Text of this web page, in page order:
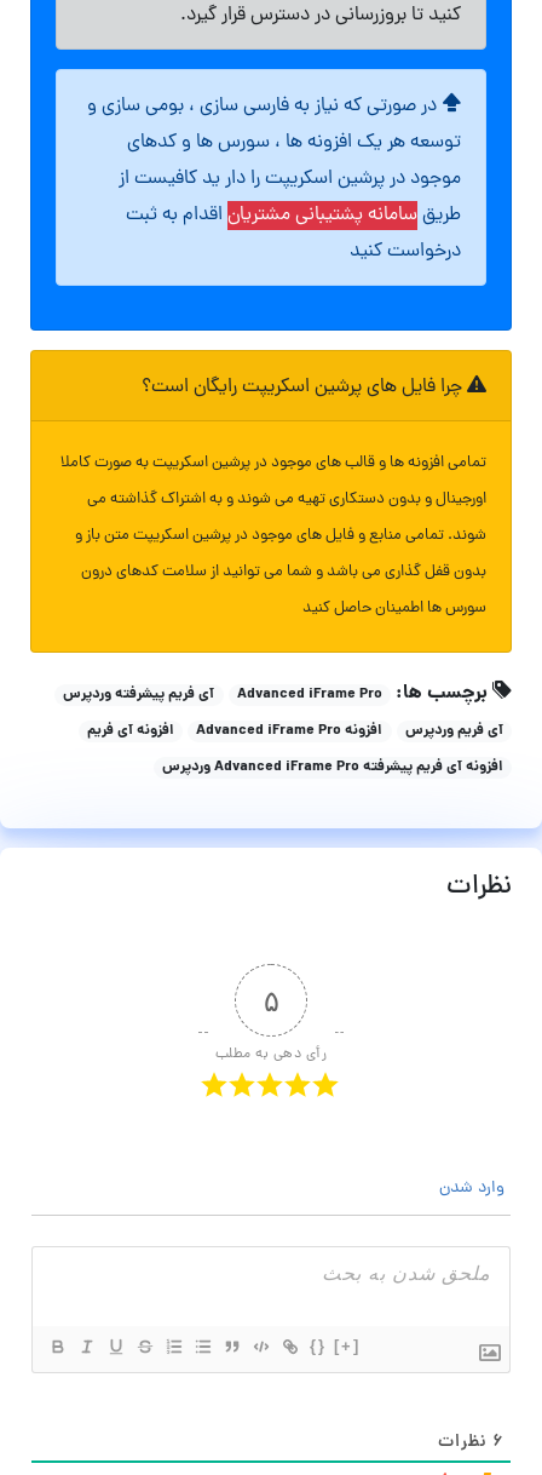
کنید تا بروزرسانی در دسترس قرار گیرد.
در صورتی که نیاز به فارسی سازی ، بومی سازی و
توسعه هر یک افزونه ها ، سورس ها و کدهای
موجود در پرشین اسکریپت را دار ید کافیست از
طریقسامانه پشتیبانی مشتریان اقدام به ثبت
درخواست کنید
چرا فایل های پرشین اسکریپت رایگان است؟
تمامی افزونه ها و قالب های موجود در پرشین اسکریپت به صورت کاملا
اورجینال و بدون دستکاری تهیه می شوند و به اشتراک گذاشته می
شوند. تمامی منابع و فایل های موجود در پرشین اسکریپت متن باز و
بدون قفل گذاری می باشد و شما می توانید از سلامت کدهای درون
سورس ها اطمینان حاصل کنید
برچسب ها: Advanced iFrame Pro
آی فریم پیشرفته وردپرس
آی فریم وردپرس
افزونه Advanced iFrame Pro
افزونه آی فریم
افزونه آی فریم پیشرفته Advanced iFrame Pro وردپرس
نظرات
۵
رأی دهی به مطلب
وارد شدن
{} [+]
۶ نظرات